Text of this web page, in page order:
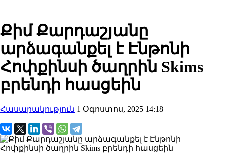
Քիմ Քարդաշյանը
արձագանքել է Էնթոնի
Հոփքինսի ծաղրին Skims
բրենդի հասցեին
Հասարակություն 1 Օգոստոս, 2025 14:18